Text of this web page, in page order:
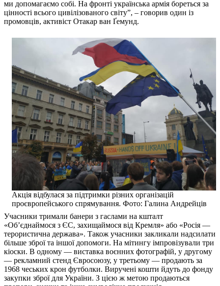
ми допомагаємо собі. На фронті українська армія бореться за
цінності всього цивілізованого світу”, – говорив один із
промовців, активіст Отакар ван Ґемунд.
Акція відбулася за підтримки різних організацій
проєвропейського спрямування. Фото: Галина Андрейців
Учасники тримали банери з гаслами на кшталт
«Об’єднаймося з ЄС, захищаймося від Кремля» або «Росія —
терористична держава». Також учасники закликали надсилати
більше зброї та іншої допомоги. На мітингу імпровізували три
кіоски. В одному — виставка воєнних фотографій, у другому
— рекламний стенд Євросоюзу, у третьому — продають за
1968 чеських крон футболки. Виручені кошти йдуть до фонду
закупки зброї для України. З цією ж метою продаються